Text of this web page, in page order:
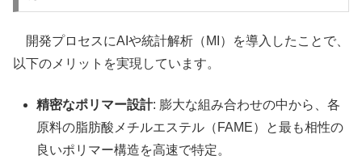
開発プロセスにAIや統計解析（MI）を導入したことで、
以下のメリットを実現しています。
精密なポリマー設計: 膨大な組み合わせの中から、各
原料の脂肪酸メチルエステル（FAME）と最も相性の
良いポリマー構造を高速で特定。